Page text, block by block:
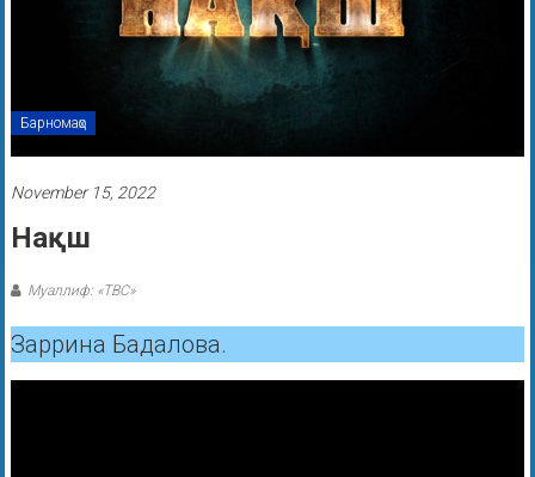
Барномаҳо
November 15, 2022
Нақш
Муаллиф: «ТВС»
Заррина Бадалова.